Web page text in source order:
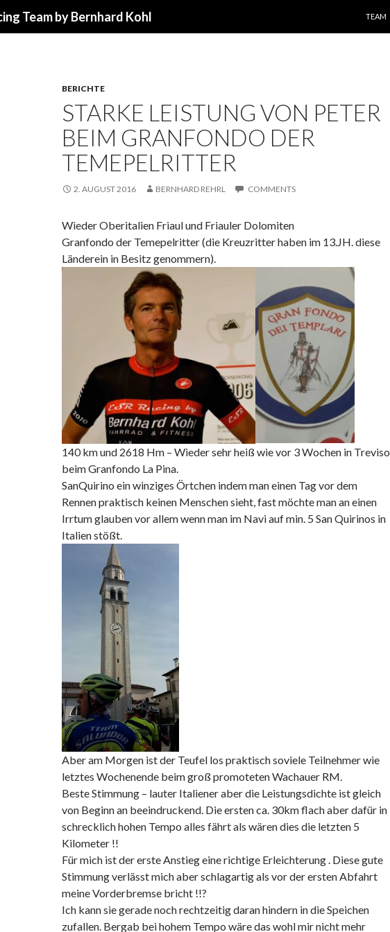
Team by Bernhard Kohl
TEAM
BERICHTE
STARKE LEISTUNG VON PETER
BEIM GRANFONDO DER
TEMEPELRITTER
2. AUGUST 2016 BERNHARD REHRL COMMENTS
Wieder Oberitalien Friaul und Friauler Dolomiten
Granfondo der Temepelritter (die Kreuzritter haben im 13.JH. diese
Länderein in Besitz genommern).
140 km und 2618 Hm – Wieder sehr heiß wie vor 3 Wochen in Treviso
beim Granfondo La Pina.
SanQuirino ein winziges Örtchen indem man einen Tag vor dem
Rennen praktisch keinen Menschen sieht, fast möchte man an einen
Irrtum glauben vor allem wenn man im Navi auf min. 5 San Quirinos in
Italien stößt.
Aber am Morgen ist der Teufel los praktisch soviele Teilnehmer wie
letztes Wochenende beim groß promoteten Wachauer RM.
Beste Stimmung – lauter Italiener aber die Leistungsdichte ist gleich
von Beginn an beeindruckend. Die ersten ca. 30km flach aber dafür in
schrecklich hohen Tempo alles fährt als wären dies die letzten 5
Kilometer !!
Für mich ist der erste Anstieg eine richtige Erleichterung . Diese gute
Stimmung verlässt mich aber schlagartig als vor der ersten Abfahrt
meine Vorderbremse bricht !!?
Ich kann sie gerade noch rechtzeitig daran hindern in die Speichen
zufallen. Bergab bei hohem Tempo wäre das wohl mir nicht mehr